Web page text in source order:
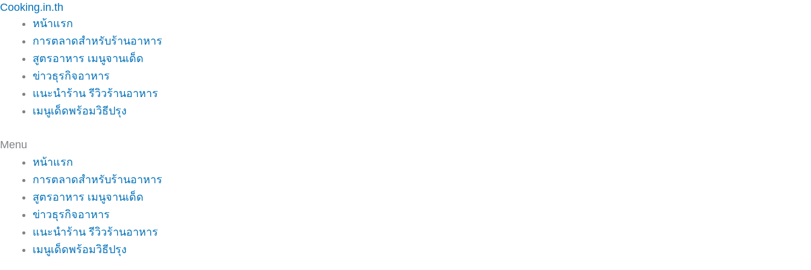
Skip
content
Cooking.in.th
หน้าแรก
การตลาดสำหรับร้านอาหาร
สูตรอาหาร เมนูจานเด็ด
ข่าวธุรกิจอาหาร
แนะนำร้าน รีวิวร้านอาหาร
เมนูเด็ดพร้อมวิธีปรุง
Menu
หน้าแรก
การตลาดสำหรับร้านอาหาร
สูตรอาหาร เมนูจานเด็ด
ข่าวธุรกิจอาหาร
แนะนำร้าน รีวิวร้านอาหาร
เมนูเด็ดพร้อมวิธีปรุง